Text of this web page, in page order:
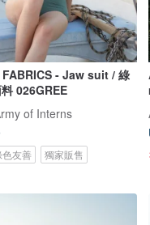
- Jaw suit / 綠
026GREE
of Interns
色友善 獨家販售